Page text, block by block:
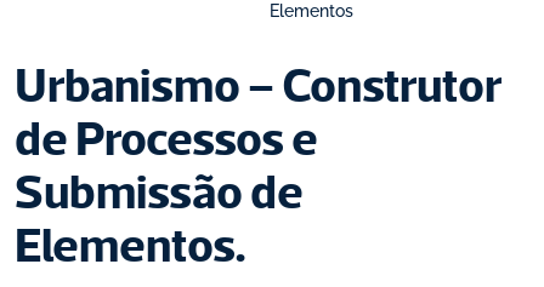
Elementos
Urbanismo – Construtor
de Processos e
Submissão de
Elementos.